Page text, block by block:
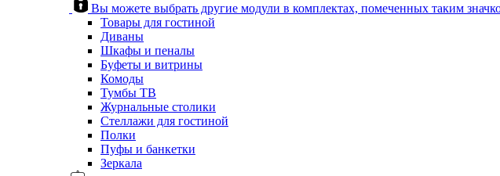
Вы можете выбрать другие модули в комплектах, помеченных таким
Товары для гостиной
Диваны
Шкафы и пеналы
Буфеты и витрины
Комоды
Тумбы ТВ
Журнальные столики
Стеллажи для гостиной
Полки
Пуфы и банкетки
Зеркала